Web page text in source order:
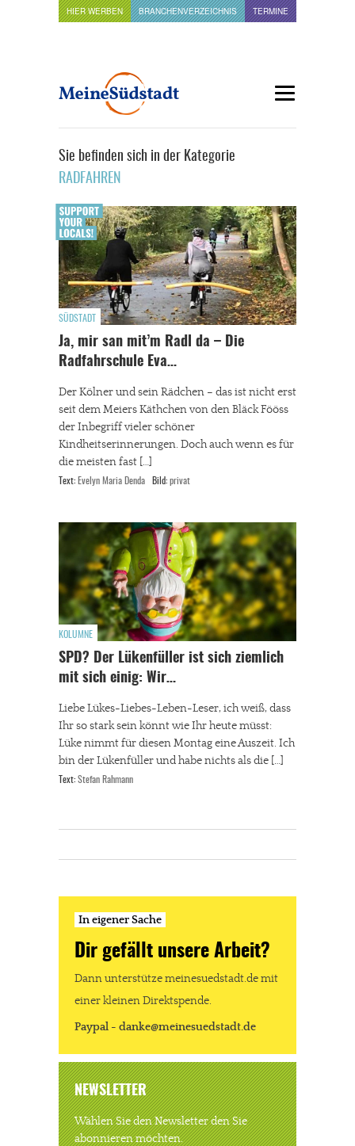
HIER WERBEN BRANCHENVERZEICHNIS TERMINE
Sie befinden sich in der Kategorie
RADFAHREN
SÜDSTADT
Ja, mir san mit’m Radl da – Die
Radfahrschule Eva…
Der Kölner und sein Rädchen – das ist nicht erst
seit dem Meiers Käthchen von den Bläck Fööss
der Inbegriff vieler schöner
Kindheitserinnerungen. Doch auch wenn es für
die meisten fast […]
Text: Evelyn Maria Denda Bild: privat
KOLUMNE
SPD? Der Lükenfüller ist sich ziemlich
mit sich einig: Wir…
Liebe Lükes-Liebes-Leben-Leser, ich weiß, dass
Ihr so stark sein könnt wie Ihr heute müsst:
Lüke nimmt für diesen Montag eine Auszeit. Ich
bin der Lükenfüller und habe nichts als die […]
Text: Stefan Rahmann
In eigener Sache
Dir gefällt unsere Arbeit?
Dann unterstütze meinesuedstadt.de mit
einer kleinen Direktspende.
Paypal - danke@meinesuedstadt.de
NEWSLETTER
Wählen Sie den Newsletter den Sie
abonnieren möchten.